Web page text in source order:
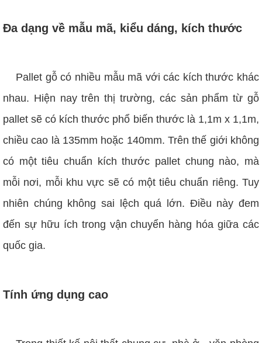
Đa dạng về mẫu mã, kiểu dáng, kích thước
Pallet gỗ có nhiều mẫu mã với các kích thước khác
nhau. Hiện nay trên thị trường, các sản phẩm từ gỗ
pallet sẽ có kích thước phổ biến thước là 1,1m x 1,1m,
chiều cao là 135mm hoặc 140mm. Trên thế giới không
có một tiêu chuẩn kích thước pallet chung nào, mà
mỗi nơi, mỗi khu vực sẽ có một tiêu chuẩn riêng. Tuy
nhiên chúng không sai lệch quá lớn. Điều này đem
đến sự hữu ích trong vận chuyển hàng hóa giữa các
quốc gia.
Tính ứng dụng cao